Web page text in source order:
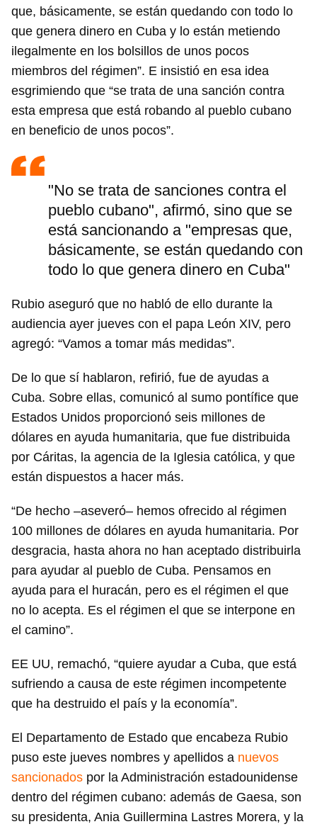
que, básicamente, se están quedando con todo lo
que genera dinero en Cuba y lo están metiendo
ilegalmente en los bolsillos de unos pocos
miembros del régimen”. E insistió en esa idea
esgrimiendo que “se trata de una sanción contra
esta empresa que está robando al pueblo cubano
en beneficio de unos pocos”.
"No se trata de sanciones contra el
pueblo cubano", afirmó, sino que se
está sancionando a "empresas que,
básicamente, se están quedando con
todo lo que genera dinero en Cuba"
Rubio aseguró que no habló de ello durante la
audiencia ayer jueves con el papa León XIV, pero
agregó: “Vamos a tomar más medidas”.
De lo que sí hablaron, refirió, fue de ayudas a
Cuba. Sobre ellas, comunicó al sumo pontífice que
Estados Unidos proporcionó seis millones de
dólares en ayuda humanitaria, que fue distribuida
por Cáritas, la agencia de la Iglesia católica, y que
están dispuestos a hacer más.
“De hecho –aseveró– hemos ofrecido al régimen
100 millones de dólares en ayuda humanitaria. Por
desgracia, hasta ahora no han aceptado distribuirla
para ayudar al pueblo de Cuba. Pensamos en
ayuda para el huracán, pero es el régimen el que
no lo acepta. Es el régimen el que se interpone en
el camino”.
EE UU, remachó, “quiere ayudar a Cuba, que está
sufriendo a causa de este régimen incompetente
que ha destruido el país y la economía”.
El Departamento de Estado que encabeza Rubio
puso este jueves nombres y apellidos a nuevos
sancionados por la Administración estadounidense
dentro del régimen cubano: además de Gaesa, son
su presidenta, Ania Guillermina Lastres Morera, y la